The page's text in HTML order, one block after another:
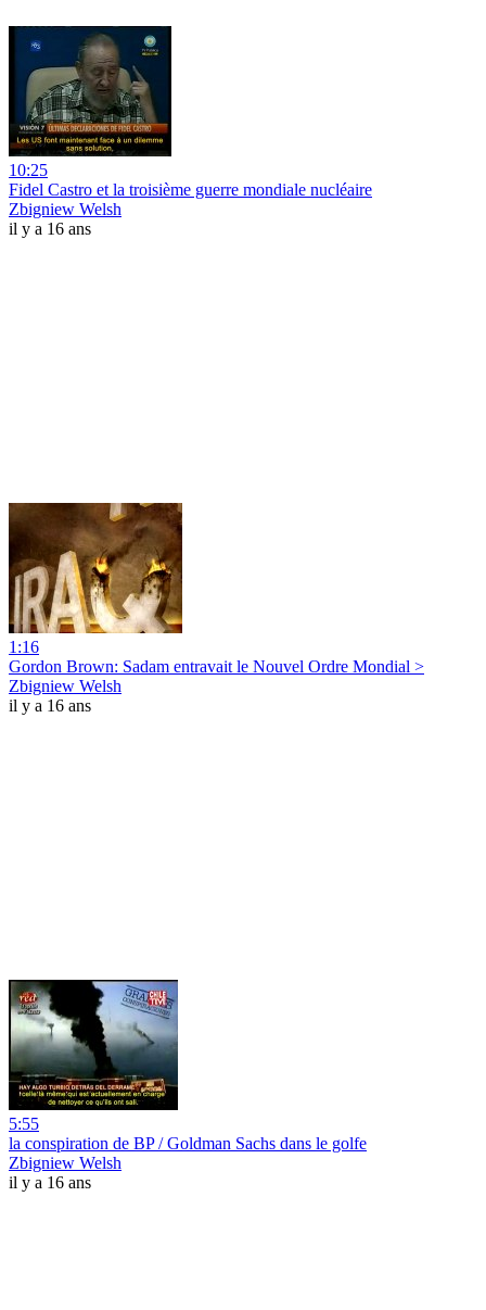
10:25
Fidel Castro et la troisième guerre mondiale nucléaire
Zbigniew Welsh
il y a 16 ans
1:16
Gordon Brown: Sadam entravait le Nouvel Ordre Mondial >
Zbigniew Welsh
il y a 16 ans
5:55
la conspiration de BP / Goldman Sachs dans le golfe
Zbigniew Welsh
il y a 16 ans